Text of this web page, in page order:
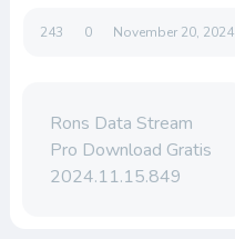
243 0 November 20, 2024
Rons Data Stream
Pro Download Gratis
2024.11.15.849